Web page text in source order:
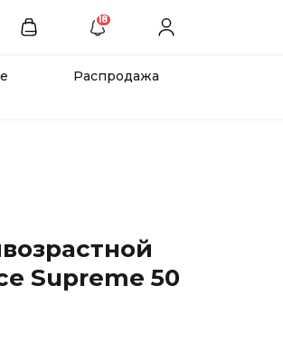
18
Распродажа
Supreme 50